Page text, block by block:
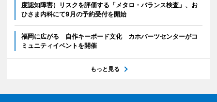
度認知障害）リスクを評価する「メタロ・バランス検査」、お
ひさま内科にて9月の予約受付を開始
福岡に広がる 自作キーボード文化 カホパーツセンターがコ
ミュニティイベントを開催
もっと見る